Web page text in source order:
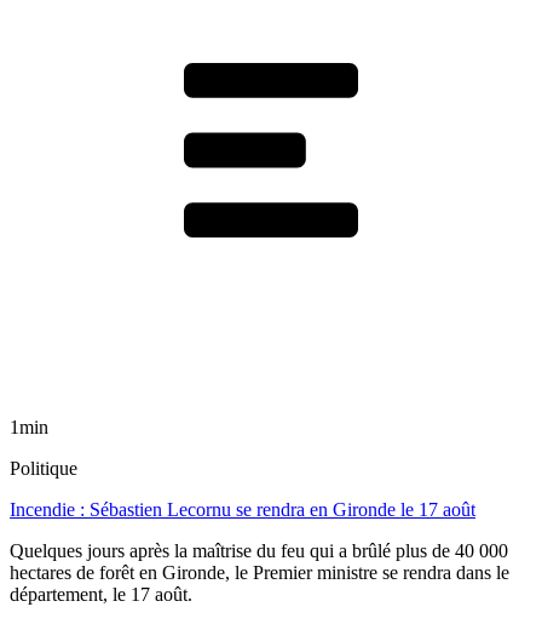
1min
Politique
Incendie : Sébastien Lecornu se rendra en Gironde le 17 août
Quelques jours après la maîtrise du feu qui a brûlé plus de 40 000
hectares de forêt en Gironde, le Premier ministre se rendra dans le
département, le 17 août.